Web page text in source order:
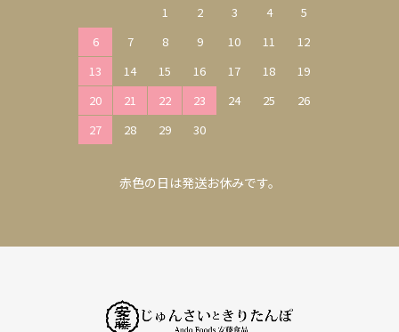
1 2 3 4
5
6
7 8 9 10 11
12
13
14 15 16 17 18
19
20
21 22 23 24 25
26
27
28 29 30
赤色の日は発送お休みです。